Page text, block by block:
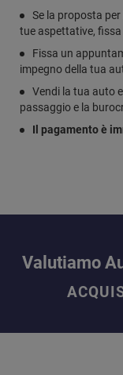
Se la proposta
tue aspettative,
Fissa un
impegno della tua
Vendi la tua auto
passaggio e la
Il pagamento è
Valutiamo